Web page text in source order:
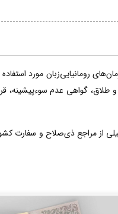
رومانیایی‌زبان مورد
طلاق، گواهی عدم سوءپیشینه،
از مراجع ذی‌صلاح و سفارت